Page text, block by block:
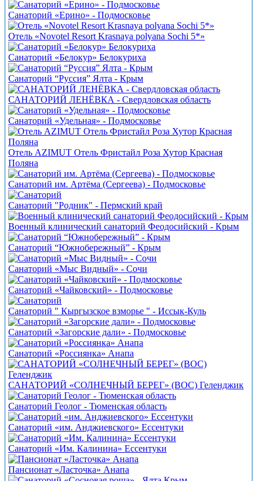
Санаторий «Ерино» - Подмосковье
Отель «Novotel Resort Krasnaya polyana Sochi 5*»
Санаторий «Белокур» Белокуриха
Санаторий “Руссия” Ялта - Крым
САНАТОРИЙ ЛЕНЁВКА - Свердловская область
Санаторий «Удельная» - Подмосковье
Отель AZIMUT Отель Фристайл Роза Хутор Красная
Поляна
Санаторий им. Артёма (Сергеева) - Подмосковье
Санаторий "Родник" - Пермский край
Военный клинический санаторий Феодосийский - Крым
Санаторий “Южнобережный” - Крым
Санаторий «Мыс Видный» - Сочи
Санаторий «Чайковский» - Подмосковье
Санаторий " Кыргызское взморье " - Иссык-Куль
Санаторий «Загорские дали» - Подмосковье
Санаторий «Россиянка» Анапа
САНАТОРИЙ «СОЛНЕЧНЫЙ БЕРЕГ» (ВОС) Геленджик
Санаторий Геолог - Тюменская область
Санаторий «им. Анджиевского» Ессентуки
Санаторий «Им. Калинина» Ессентуки
Пансионат «Ласточка» Анапа